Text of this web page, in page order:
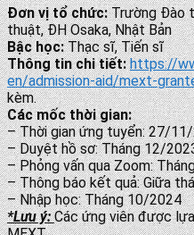
Đơn vị tổ chức:Trường Đào
thuật, ĐH Osaka, Nhật Bản
Bậc học:Thạc sĩ, Tiến sĩ
Thông tin chi tiết:https://
en/admission-aid/mext-
kèm.
Các mốc thời gian:
– Thời gian ứng tuyển: 27/
– Duyệt hồ sơ: Tháng 12/
– Phỏng vấn qua Zoom:
– Thông báo kết quả: Giữa
– Nhập học: Tháng 10/2024
*Lưu ý:Các ứng viên được